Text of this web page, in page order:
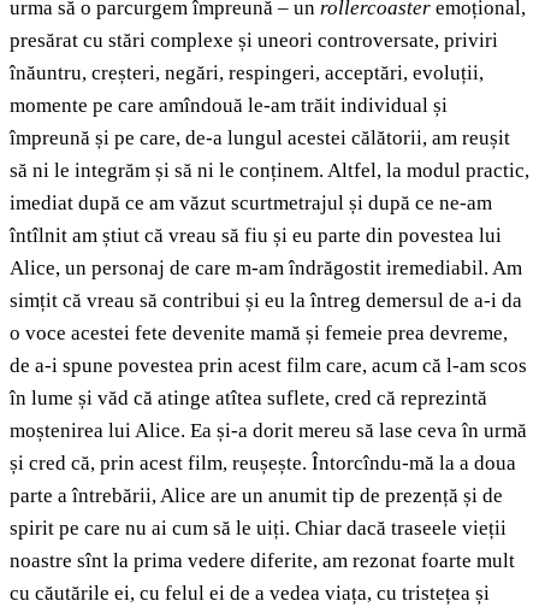
urma să o parcurgem împreună – un rollercoaster emoțional,
presărat cu stări complexe și uneori controversate, priviri
înăuntru, creșteri, negări, respingeri, acceptări, evoluții,
momente pe care amîndouă le-am trăit individual și
împreună și pe care, de-a lungul acestei călătorii, am reușit
să ni le integrăm și să ni le conținem. Altfel, la modul practic,
imediat după ce am văzut scurtmetrajul și după ce ne-am
întîlnit am știut că vreau să fiu și eu parte din povestea lui
Alice, un personaj de care m-am îndrăgostit iremediabil. Am
simțit că vreau să contribui și eu la întreg demersul de a-i da
o voce acestei fete devenite mamă și femeie prea devreme,
de a-i spune povestea prin acest film care, acum că l-am scos
în lume și văd că atinge atîtea suflete, cred că reprezintă
moștenirea lui Alice. Ea și-a dorit mereu să lase ceva în urmă
și cred că, prin acest film, reușește. Întorcîndu-mă la a doua
parte a întrebării, Alice are un anumit tip de prezență și de
spirit pe care nu ai cum să le uiți. Chiar dacă traseele vieții
noastre sînt la prima vedere diferite, am rezonat foarte mult
cu căutările ei, cu felul ei de a vedea viața, cu tristețea și